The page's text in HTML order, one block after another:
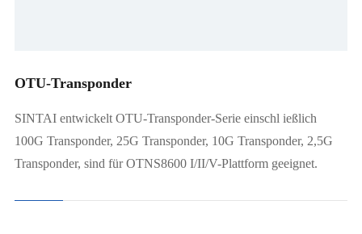
OTU-Transponder
SINTAI entwickelt OTU-Transponder-Serie einschl ießlich
100G Transponder, 25G Transponder, 10G Transponder, 2,5G
Transponder, sind für OTNS8600 I/II/V-Plattform geeignet.